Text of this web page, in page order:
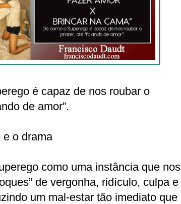
é capaz de nos roubar o
de amor”.
e o drama
como uma instância que nos
de vergonha, ridículo, culpa e
um mal‑estar tão imediato que